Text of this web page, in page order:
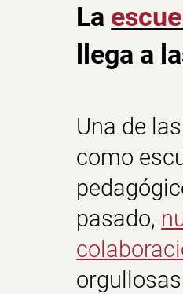
La
llega a
Una de
como
pasado,